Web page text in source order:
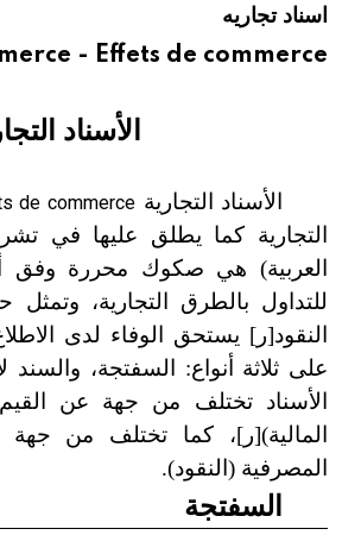
هيئة الموسوعة العربية تطلق موسوعاتاسناد تجاريه
- Effets de commerce
الأسناد
الأسناد التجارية de commerce
التجارية كما يطلق عليها في
العربية) هي صكوك محررة وفق
للتداول بالطرق التجارية،
النقود[ر] يستحق الوفاء لدى
على ثلاثة أنواع: السفتجة، والسند
الأسناد تختلف من جهة عن القيم
المالية)[ر]، كما تختلف من
المصرفية (النقود).
السفتجة